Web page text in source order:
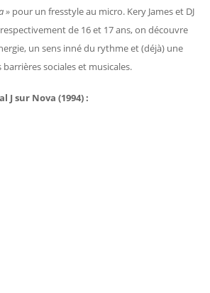
» pour un fresstyle au micro. Kery James et DJ
de 16 et 17 ans, on découvre
un sens inné du rythme et (déjà) une
sociales et musicales.
J sur Nova (1994) :